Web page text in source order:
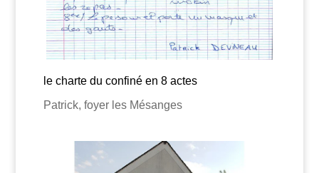
le charte du confiné en 8 actes
Patrick, foyer les Mésanges